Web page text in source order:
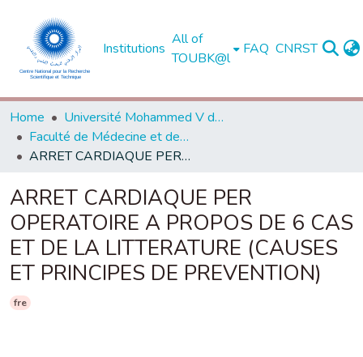
Institutions
All of
TOUBK@l
FAQ CNRST
Home
Université Mohammed V de Rabat
Faculté de Médecine et de Pharmacie - Rabat
ARRET CARDIAQUE PER OPERATOIRE A PROPOS DE 6 CAS ET DE LA LITTERATURE (CAUSES ET PRINCIPES DE PREVENTION)
ARRET CARDIAQUE PER
OPERATOIRE A PROPOS DE 6 CAS
ET DE LA LITTERATURE (CAUSES
ET PRINCIPES DE PREVENTION)
fre